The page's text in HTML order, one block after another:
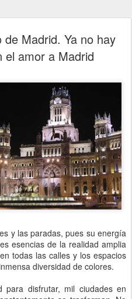
de Madrid. Ya no hay
el amor a Madrid
y las paradas, pues su energía
esencias de la realidad amplia
todas las calles y los espacios
diversidad de colores.
para disfrutar, mil ciudades en